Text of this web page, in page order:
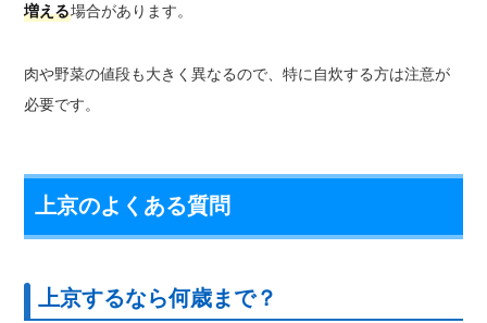
増える場合があります。
肉や野菜の値段も大きく異なるので、特に自炊する方は注意が
必要です。
上京のよくある質問
上京するなら何歳まで？